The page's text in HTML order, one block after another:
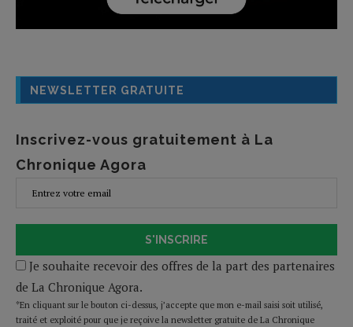
NEWSLETTER GRATUITE
Inscrivez-vous gratuitement à La
Chronique Agora
S'INSCRIRE
Je souhaite recevoir des offres de la part des partenaires
de La Chronique Agora.
*En cliquant sur le bouton ci-dessus, j’accepte que mon e-mail saisi soit utilisé,
traité et exploité pour que je reçoive la newsletter gratuite de La Chronique